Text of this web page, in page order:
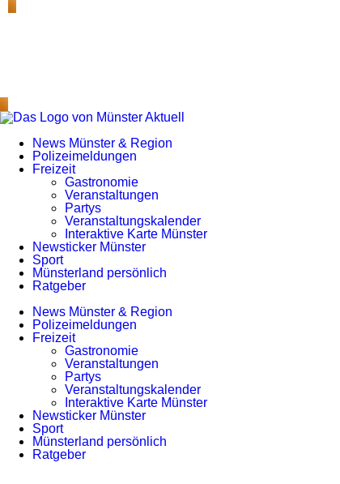
News Münster & Region
Polizeimeldungen
Freizeit
Gastronomie
Veranstaltungen
Partys
Veranstaltungskalender
Interaktive Karte Münster
Newsticker Münster
Sport
Münsterland persönlich
Ratgeber
News Münster & Region
Polizeimeldungen
Freizeit
Gastronomie
Veranstaltungen
Partys
Veranstaltungskalender
Interaktive Karte Münster
Newsticker Münster
Sport
Münsterland persönlich
Ratgeber